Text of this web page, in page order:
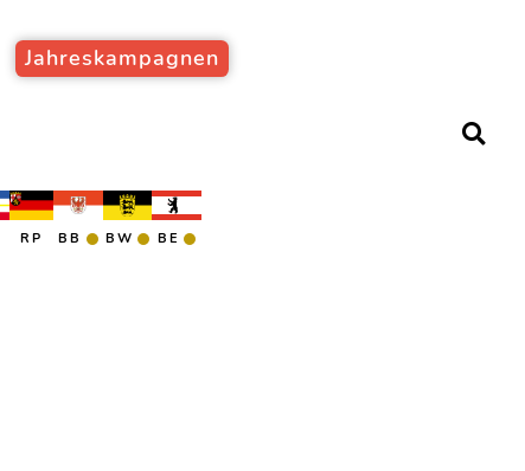
Jahreskampagnen
RP BB BW BE